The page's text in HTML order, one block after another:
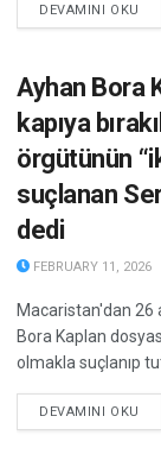
DEVAMINI OKU
Ayhan Bora
kapıya
örgütünün
suçlanan
dedi
FEBRUARY 11, 2026
Macaristan'dan 26
Bora Kaplan
olmakla suçlanıp
DEVAMINI OKU